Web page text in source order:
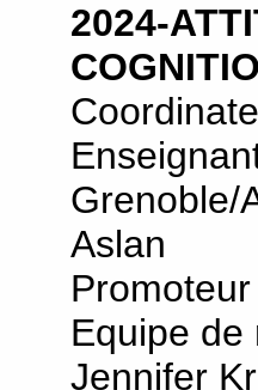
2024-
Grenoble/
Aslan
Equipe de
Jennifer